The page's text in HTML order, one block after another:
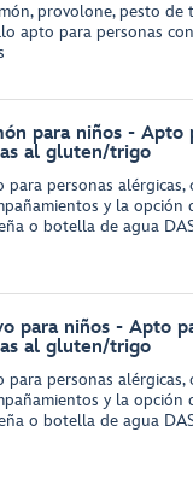
provolone, pesto de
apto para personas
para niños - Apto
al gluten/trigo
para personas alérgicas,
y la opción
o botella de agua
para niños - Apto
al gluten/trigo
para personas alérgicas,
y la opción
o botella de agua